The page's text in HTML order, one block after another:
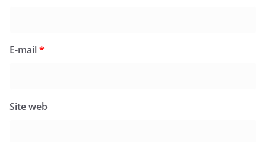
E-mail*
Site web